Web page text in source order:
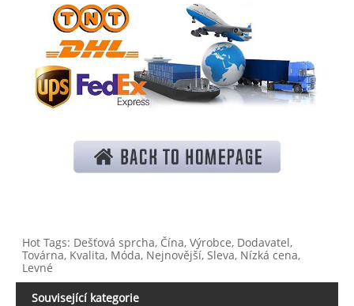
Hot Tags: Dešťová sprcha, Čína, Výrobce, Dodavatel,
Továrna, Kvalita, Móda, Nejnovější, Sleva, Nízká cena,
Levné
Související kategorie